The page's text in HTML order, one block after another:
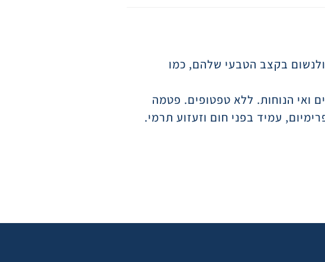
בקצב הטבעי שלהם, כמו
ואי הנוחות. ללא טפטופים. פטמה
עמיד בפני חום וזעזוע תרמי.